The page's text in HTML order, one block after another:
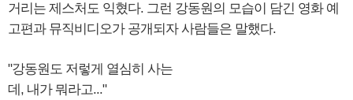
거리는 제스처도 익혔다. 그런 강동원의 모습이 담긴 영화 예
고편과 뮤직비디오가 공개되자 사람들은 말했다.
"강동원도 저렇게 열심히 사는
데, 내가 뭐라고..."